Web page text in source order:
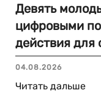
Девять
цифровыми
действия для
04.08.2026
Читать дальше